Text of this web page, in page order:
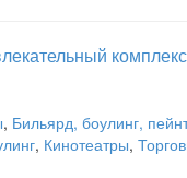
комплекс
, Бильярд, боулинг,
, Кинотеатры,